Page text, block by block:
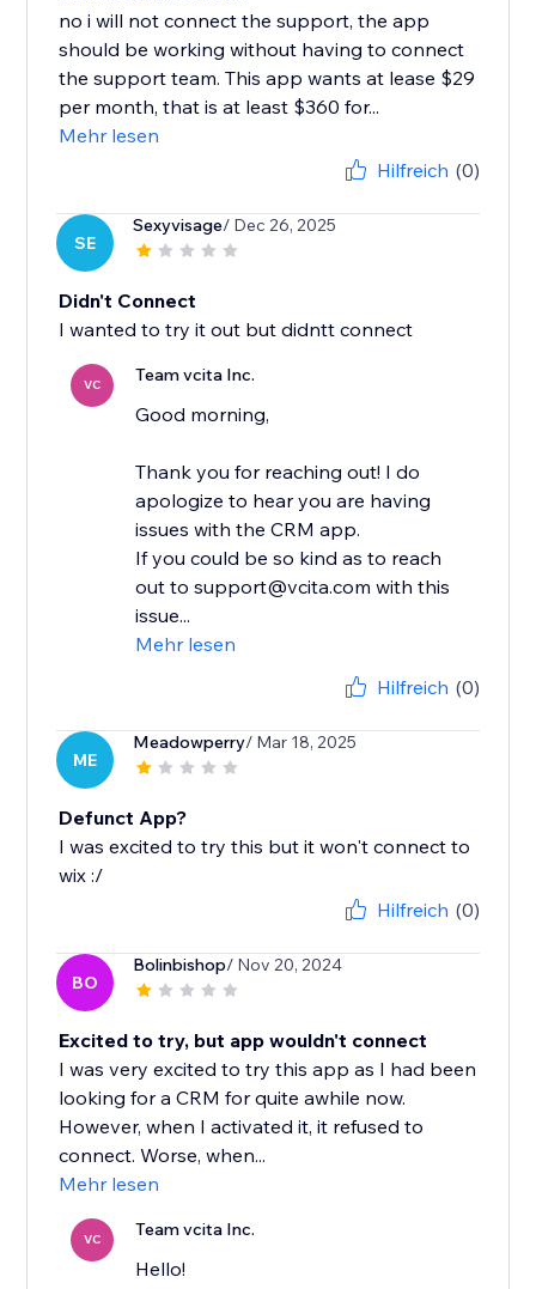
no i will not connect the support, the app
should be working without having to connect
the support team. This app wants at lease $29
per month, that is at least $360 for...
Mehr lesen
Hilfreich (0)
SE
Sexyvisage/ Dec 26, 2025
Didn't Connect
I wanted to try it out but didntt connect
VC Team vcita Inc.
Good morning,
Thank you for reaching out! I do
apologize to hear you are having
issues with the CRM app.
If you could be so kind as to reach
out to support@vcita.com with this
issue...
Mehr lesen
Hilfreich (0)
ME
Meadowperry/ Mar 18, 2025
Defunct App?
I was excited to try this but it won't connect to
wix :/
Hilfreich (0)
BO
Bolinbishop/ Nov 20, 2024
Excited to try, but app wouldn't connect
I was very excited to try this app as I had been
looking for a CRM for quite awhile now.
However, when I activated it, it refused to
connect. Worse, when...
Mehr lesen
VC Team vcita Inc.
Hello!